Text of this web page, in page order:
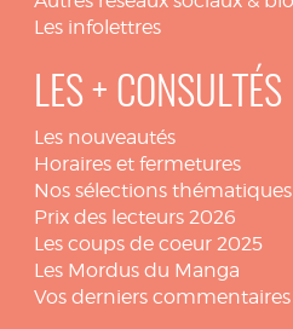
Les infolettres
LES + CONSULTÉS
Les nouveautés
Horaires et fermetures
Nos sélections thématiques
Prix des lecteurs 2026
Les coups de coeur 2025
Les Mordus du Manga
Vos derniers commentaires